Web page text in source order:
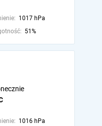
1017 hPa
51%
1016 hPa